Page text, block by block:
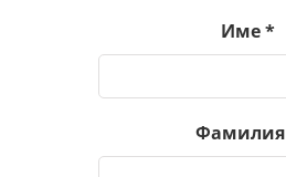
Име*
Фамилия